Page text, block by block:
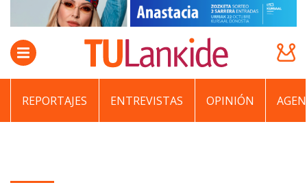
REPORTAJES ENTREVISTAS OPINIÓN